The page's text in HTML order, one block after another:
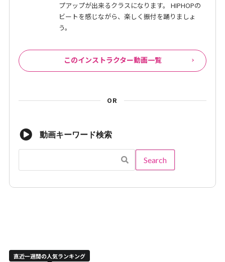
プアップが出来るクラスになります。 HIPHOPの
ビートを感じながら、楽しく振付を踊りましょ
う。
このインストラクター動画一覧
OR
動画キーワード検索
直近一週間の人気ランキング